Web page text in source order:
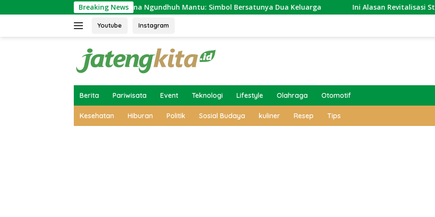
to
Breaking News
Makna Ngundhuh Mantu: Simbol Bersatunya Dua Keluarga Ini Alasan Revitalisasi Stasiun
Youtube Instagram
Berita Pariwisata Event Teknologi Lifestyle Olahraga Otomotif
Kesehatan Hiburan Politik Sosial Budaya kuliner Resep Tips